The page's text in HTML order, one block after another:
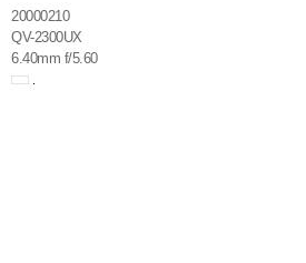
20000210
QV-2300UX
6.40mm f/5.60